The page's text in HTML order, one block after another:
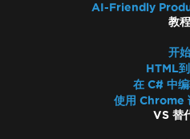
PDF与Chrome打
版本升级后程序集
调整大小、扩展、
混合使用 Iron 产品
WCAG 和 PDF/
AI-Friendly
教程
开始
HTML
在 C# 中
使用 Chrome
VS 替